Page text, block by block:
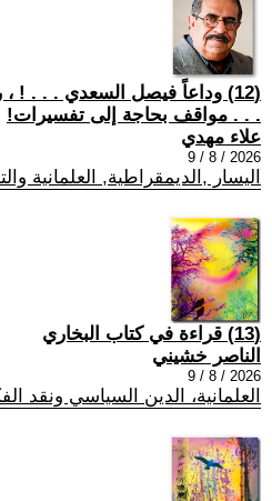
(12) وداعاً فيصل السعدي . . .
. . . مواقف بحاجة إلى تفسيرات!
علاء مهدي
2026 / 8 / 9
اليسار ,الديمقراطية, العلمانية
(13) قراءة في كتاب البخاري
الناصر خشيني
2026 / 8 / 9
العلمانية، الدين السياسي ونقد